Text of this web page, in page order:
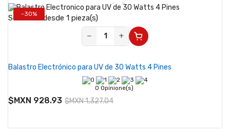
-30%
Se vende desde 1 pieza(s)
−
+
Balastro Electrónico para UV de 30 Watts 4 Pines
0 Opinione(s)
$MXN 928.93 $MXN 1,327.04